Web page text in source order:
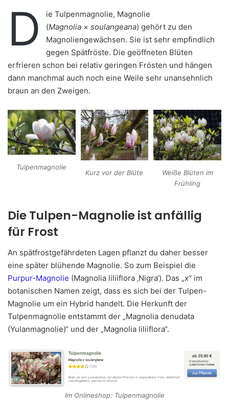
D
ie Tulpenmagnolie, Magnolie
(Magnolia × soulangeana) gehört zu den
Magnoliengewächsen. Sie ist sehr empfindlich
gegen Spätfröste. Die geöffneten Blüten
erfrieren schon bei relativ geringen Frösten und hängen
dann manchmal auch noch eine Weile sehr unansehnlich
braun an den Zweigen.
Tulpenmagnolie
Kurz vor der Blüte
Weiße Blüten im
Frühling
Die Tulpen-Magnolie ist anfällig
für Frost
An spätfrostgefährdeten Lagen pflanzt du daher besser
eine später blühende Magnolie. So zum Beispiel die
Purpur-Magnolie (Magnolia liliiflora ‚Nigra‘). Das „x“ im
botanischen Namen zeigt, dass es sich bei der Tulpen-
Magnolie um ein Hybrid handelt. Die Herkunft der
Tulpenmagnolie entstammt der „Magnolia denudata
(Yulanmagnolie)“ und der „Magnolia liliiflora“.
Im Onlineshop: Tulpenmagnolie